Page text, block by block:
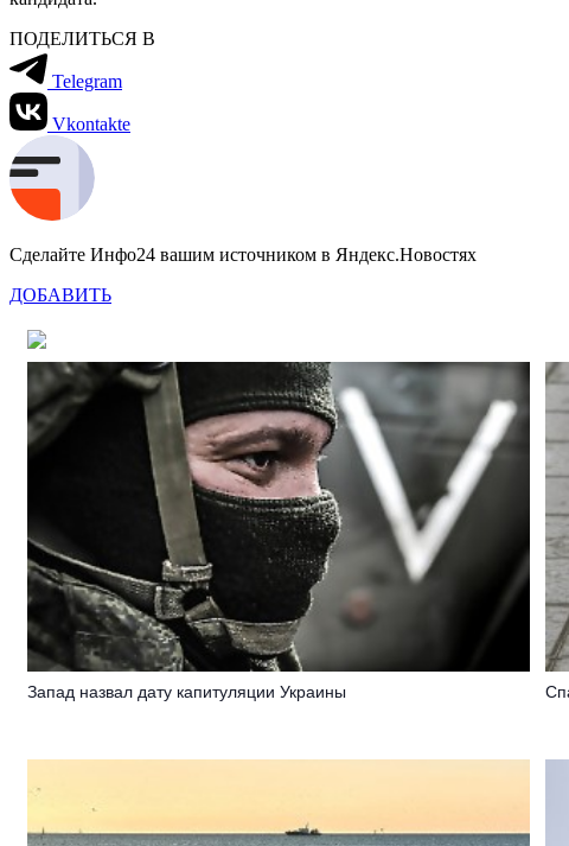
ПОДЕЛИТЬСЯ В
Telegram
Vkontakte
Сделайте Инфо24 вашим источником в Яндекс.Новостях
ДОБАВИТЬ
Запад назвал дату капитуляции Украины